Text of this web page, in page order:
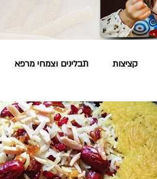
קציצות תבלינים וצמחי מרפא
שיטות הכנה ממרחים,